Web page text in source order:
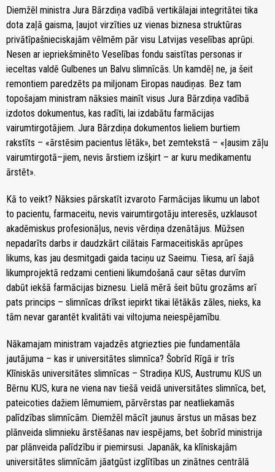
Diemžēl ministra Jura Bārzdiņa vadībā vertikālajai integritātei tika
dota zaļā gaisma, ļaujot virzīties uz vienas biznesa struktūras
privātīpašnieciskajām vēlmēm pār visu Latvijas veselības aprūpi.
Nesen ar iepriekšminēto Veselības fondu saistītas personas ir
ieceltas valdē Gulbenes un Balvu slimnīcās. Un kamdēļ ne, ja šeit
remontiem paredzēts pa miljonam Eiropas naudiņas. Bez tam
topošajam ministram nāksies mainīt visus Jura Bārzdiņa vadībā
izdotos dokumentus, kas radīti, lai izdabātu farmācijas
vairumtirgotājiem. Jura Bārzdiņa dokumentos lieliem burtiem
rakstīts – «ārstēsim pacientus lētāk», bet zemtekstā – «ļausim zāļu
vairumtirgotā–jiem, nevis ārstiem izšķirt – ar kuru medikamentu
ārstēt».
Kā to veikt? Nāksies pārskatīt izvaroto Farmācijas likumu un labot
to pacientu, farmaceitu, nevis vairumtirgotāju interesēs, uzklausot
akadēmiskus profesionāļus, nevis vērdiņa dzenātājus. Mūžsen
nepadarīts darbs ir daudzkārt cilātais Farmaceitiskās aprūpes
likums, kas jau desmitgadi gaida taciņu uz Saeimu. Tiesa, arī šajā
likumprojektā redzami centieni likumdošanā caur sētas durvīm
dabūt iekšā farmācijas biznesu. Lielā mērā šeit būtu grozāms arī
pats princips – slimnīcas drīkst iepirkt tikai lētākās zāles, nieks, ka
tām nevar garantēt kvalitāti vai viltojuma neiespējamību.
Nākamajam ministram vajadzēs atgriezties pie fundamentāla
jautājuma – kas ir universitātes slimnīca? Šobrīd Rīgā ir trīs
Klīniskās universitātes slimnīcas – Stradiņa KUS, Austrumu KUS un
Bērnu KUS, kura ne viena nav tiešā veidā universitātes slimnīca, bet,
pateicoties dažiem lēmumiem, pārvērstas par neatliekamās
palīdzības slimnīcām. Diemžēl mācīt jaunus ārstus un māsas bez
plānveida slimnieku ārstēšanas nav iespējams, bet šobrīd ministrija
par plānveida palīdzību ir piemirsusi. Japanāk, ka klīniskajām
universitātes slimnīcām jāatgūst izglītības un zinātnes centrālā